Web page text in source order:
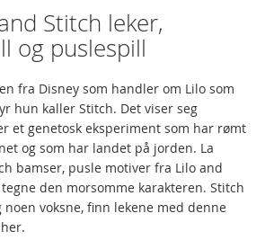
Stitch leker,
og puslespill
fra Disney som handler om Lilo som
hun kaller Stitch. Det viser seg
et genetosk eksperiment som har rømt
og som har landet på jorden. La
bamser, pusle motiver fra Lilo and
den morsomme karakteren. Stitch
noen voksne, finn lekene med denne